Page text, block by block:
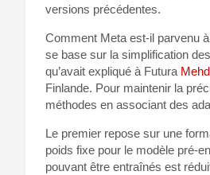
versions précédentes.
Comment Meta est-il parvenu
se base sur la simplification
qu’avait expliqué à Futura
Finlande. Pour maintenir la
méthodes en associant des
Le premier repose sur une
poids fixe pour le modèle pré-
pouvant être entraînés est